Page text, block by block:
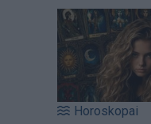
Horoskopai